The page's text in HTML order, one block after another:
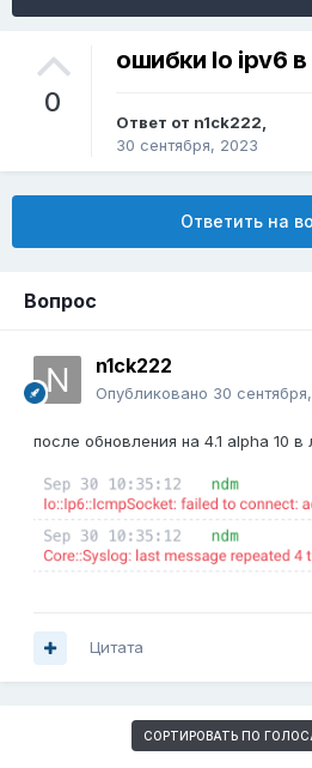
0
ошибки lo ipv6 в
Ответ от n1ck222,
30 сентября, 2023
Ответить на
Вопрос
n1ck222
Опубликовано 30
после обновления на 4.1 alpha 10
Цитата
СОРТИРОВАТЬ ПО